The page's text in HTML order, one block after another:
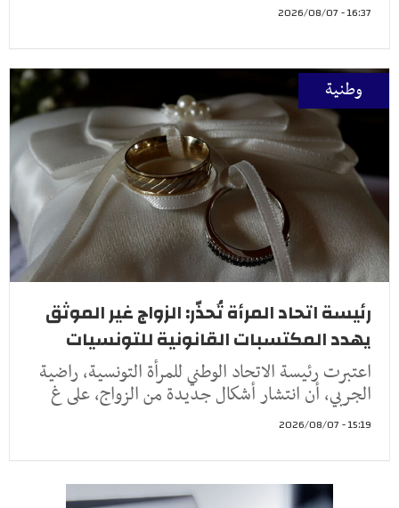
16:37 - 2026/08/07
وطنية
رئيسة اتحاد المرأة تُحذّر: الزواج غير الموثق
يهدد المكتسبات القانونية للتونسيات
اعتبرت رئيسة الاتحاد الوطني للمرأة التونسية، راضية
الجربي، أن انتشار أشكال جديدة من الزواج، على غ
15:19 - 2026/08/07